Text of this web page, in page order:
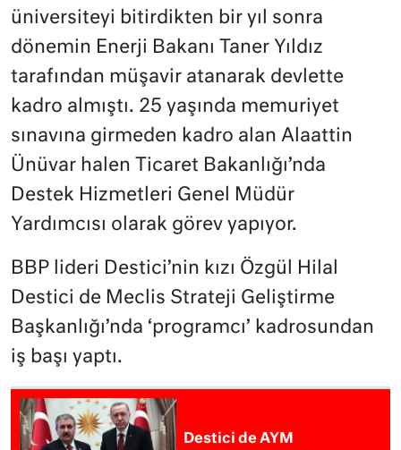
üniversiteyi bitirdikten bir yıl sonra
dönemin Enerji Bakanı Taner Yıldız
tarafından müşavir atanarak devlette
kadro almıştı. 25 yaşında memuriyet
sınavına girmeden kadro alan Alaattin
Ünüvar halen Ticaret Bakanlığı’nda
Destek Hizmetleri Genel Müdür
Yardımcısı olarak görev yapıyor.
BBP lideri Destici’nin kızı Özgül Hilal
Destici de Meclis Strateji Geliştirme
Başkanlığı’nda ‘programcı’ kadrosundan
iş başı yaptı.
Destici de AYM